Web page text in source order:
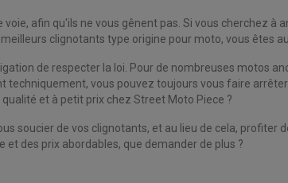
afin qu'ils ne vous gênent pas. Si vous cherchez à
clignotants type origine pour moto, vous êtes
de respecter la loi. Pour de nombreuses motos
vous pouvez toujours vous faire arrêter
et à petit prix chez Street Moto Piece ?
soucier de vos clignotants, et au lieu de cela, profiter
des prix abordables, que demander de plus ?